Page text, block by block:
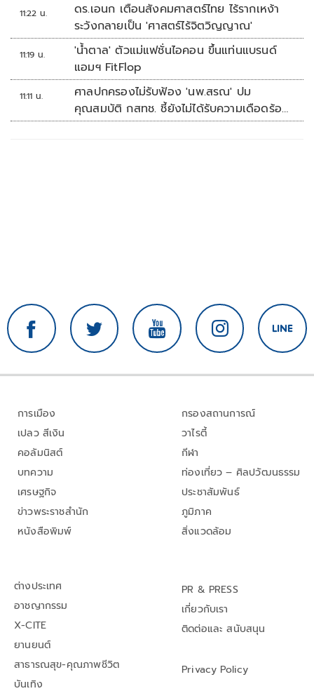
11:22 น.
ดร.เอนก เตือนสังคมศาสตร์ไทย ไร้รากเหง้า
ระวังกลายเป็น 'ศาสตร์ไร้จิตวิญญาณ'
11:19 น.
'น้ำตาล' ตัวแม่แฟชั่นไอคอน ขึ้นแท่นแบรนด์
แอมฯ FitFlop
11:11 น.
ศาลปกครองไม่รับฟ้อง 'นพ.สรณ' ปม
คุณสมบัติ กสทช. ชี้ยังไม่ได้รับความเดือดร้อน
เสียหาย
การเมือง
เปลว สีเงิน
คอลัมนิสต์
บทความ
เศรษฐกิจ
ข่าวพระราชสำนัก
หนังสือพิมพ์
กรองสถานการณ์
วาไรตี้
กีฬา
ท่องเที่ยว – ศิลปวัฒนธรรม
ประชาสัมพันธ์
ภูมิภาค
สิ่งแวดล้อม
ต่างประเทศ
อาชญากรรม
X-CITE
ยานยนต์
สาธารณสุข-คุณภาพชีวิต
บันเทิง
PR & PRESS
เกี่ยวกับเรา
ติดต่อและ สนับสนุน
Privacy Policy